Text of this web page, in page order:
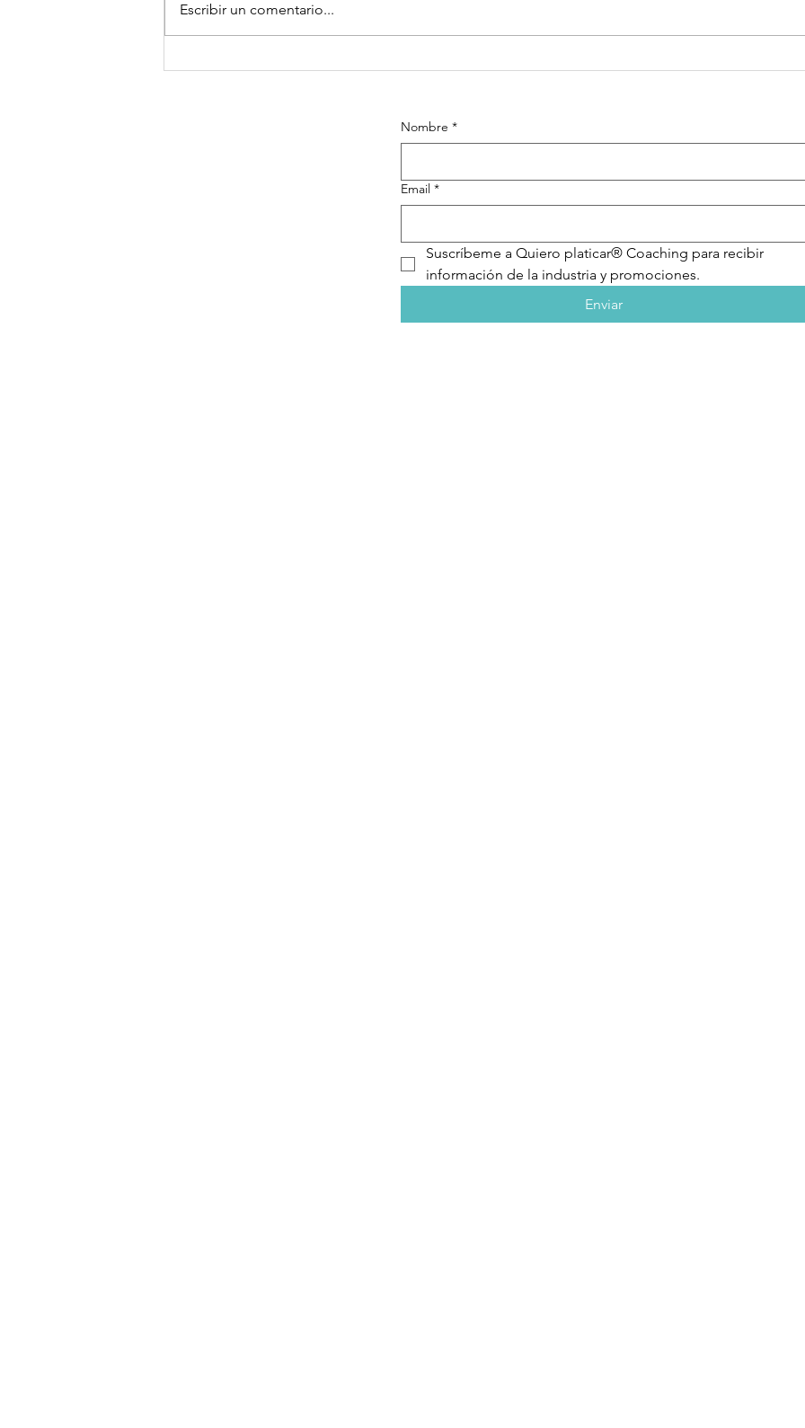
Frases Quiero
Frases Quiero
Escribir un comentario...
Nombre *
Email *
Suscríbeme a Quiero platicar® Coaching para recibir
información de la industria y promociones.
Enviar